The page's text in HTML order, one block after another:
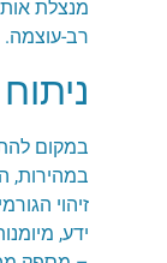
מנצלת
רב-עוצמה.
במקום
במהירות,
זיהוי
ידע,